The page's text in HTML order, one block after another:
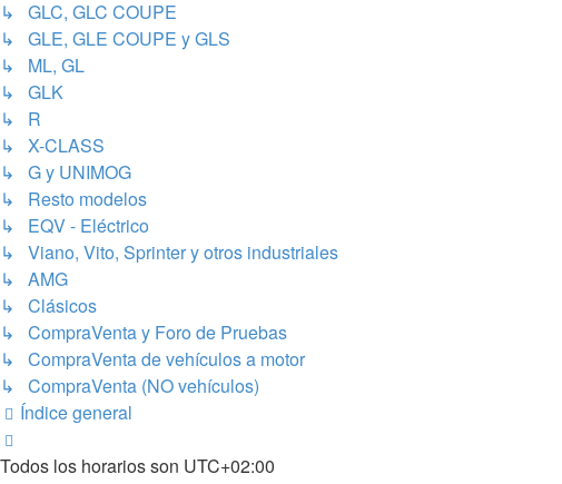
↳ GLC, GLC COUPE
↳ GLE, GLE COUPE y GLS
↳ ML, GL
↳ GLK
↳ R
↳ X-CLASS
↳ G y UNIMOG
↳ Resto modelos
↳ EQV - Eléctrico
↳ Viano, Vito, Sprinter y otros industriales
↳ AMG
↳ Clásicos
↳ CompraVenta y Foro de Pruebas
↳ CompraVenta de vehículos a motor
↳ CompraVenta (NO vehículos)
Índice general
Todos los horarios son UTC+02:00